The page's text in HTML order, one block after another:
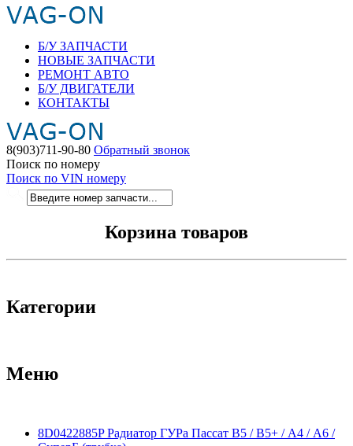
Б/У ЗАПЧАСТИ
НОВЫЕ ЗАПЧАСТИ
РЕМОНТ АВТО
Б/У ДВИГАТЕЛИ
КОНТАКТЫ
8(903)711-90-80 Обратный звонок
Поиск по номеру
Поиск по VIN номеру
Корзина товаров
Категории
Меню
8D0422885P Радиатор ГУРа Пассат В5 / В5+ / А4 / А6 /